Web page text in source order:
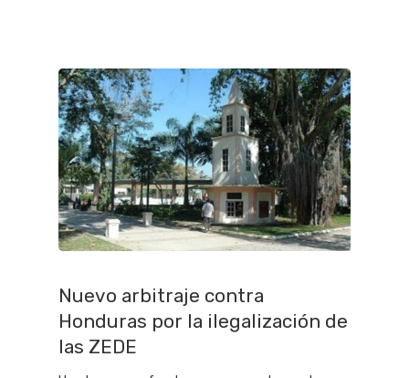
Nuevo arbitraje contra
Honduras por la ilegalización de
las ZEDE